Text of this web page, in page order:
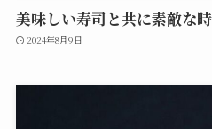
美味しい寿司と共に素敵な
2024年8月9日